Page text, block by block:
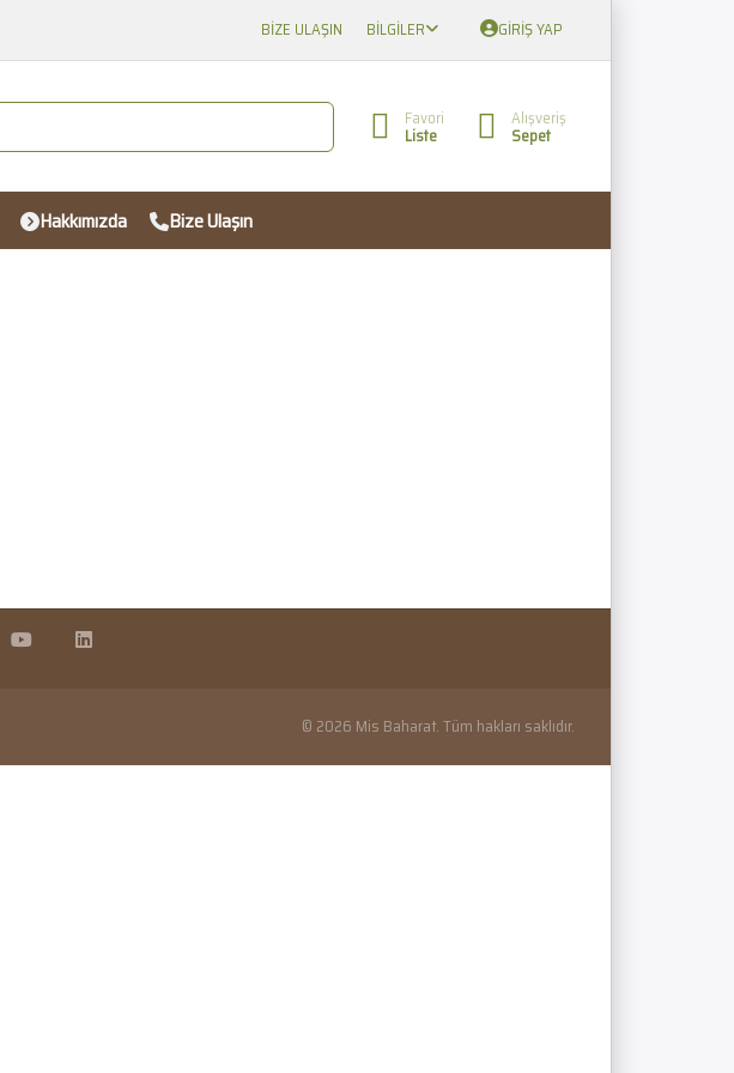
BIZE ULAŞIN BILGILER GIRIŞ YAP
Favori
Liste
Alışveriş
Sepet
Hakkımızda Bize Ulaşın
© 2026 Mis Baharat. Tüm hakları saklıdır.